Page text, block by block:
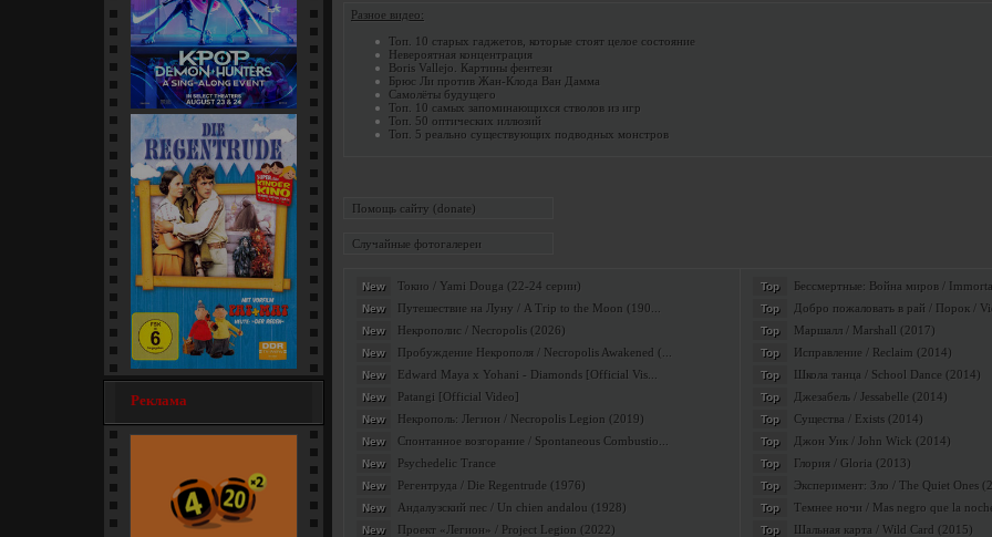
Кей-поп-охотницы на демонов
/ KPop Demon... [мультфильм]
Регентруда / Die Regentrude
(1976) [семейный]
Реклама
Разное видео:
Топ. 10 старых гаджетов, которые стоят целое состояние
Невероятная концентрация
Boris Vallejo. Картины фентези
Брюс Ли против Жан-Клода Ван Дамма
Самолёты будущего
Топ. 10 самых запоминающихся стволов из игр
Топ. 50 оптических иллюзий
Топ. 5 реально существующих подводных монстров
Помощь сайту (donate)
Случайные фотогалереи
New Токио / Yami Douga (22-24 серии)
New Путешествие на Луну / A Trip to the Moon (190...
New Некрополис / Necropolis (2026)
New Пробуждение Некрополя / Necropolis Awakened (...
New Edward Maya x Yohani - Diamonds [Official Vis...
New Patangi [Official Video]
New Некрополь: Легион / Necropolis Legion (2019)
New Спонтанное возгорание / Spontaneous Combustio...
New Psychedelic Trance
New Регентруда / Die Regentrude (1976)
New Андалузский пес / Un chien andalou (1928)
New Проект «Легион» / Project Legion (2022)
Top Бессмертные: Война миров /
Top Добро пожаловать в рай / Порок /
Top Маршалл / Marshall (2017)
Top Исправление / Reclaim (2014)
Top Школа танца / School Dance (2014)
Top Джезабель / Jessabelle (2014)
Top Существа / Exists (2014)
Top Джон Уик / John Wick (2014)
Top Глория / Gloria (2013)
Top Эксперимент: Зло / The Quiet Ones
Top Темнее ночи / Mas negro que la
Top Шальная карта / Wild Card (2015)